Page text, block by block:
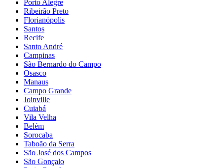
Porto Alegre
Ribeirão Preto
Florianópolis
Santos
Recife
Santo André
Campinas
São Bernardo do Campo
Osasco
Manaus
Campo Grande
Joinville
Cuiabá
Vila Velha
Belém
Sorocaba
Taboão da Serra
São José dos Campos
São Gonçalo